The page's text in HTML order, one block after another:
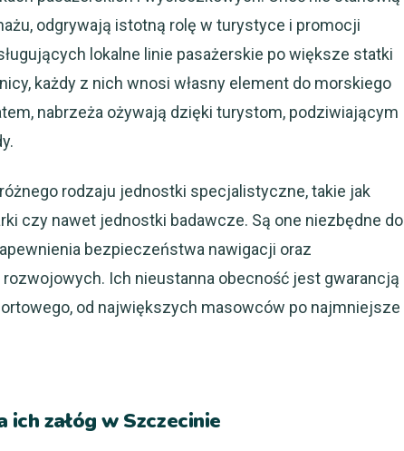
odgrywają istotną rolę w turystyce i promocji
lokalne linie pasażerskie po większe statki
każdy z nich wnosi własny element do morskiego
nabrzeża ożywają dzięki turystom, podziwiającym
rodzaju jednostki specjalistyczne, takie jak
czy nawet jednostki badawcze. Są one niezbędne do
bezpieczeństwa nawigacji oraz
Ich nieustanna obecność jest gwarancją
od największych masowców po najmniejsze
załóg w Szczecinie